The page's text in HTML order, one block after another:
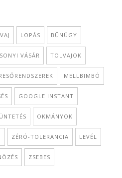
LOPÁS BŰNÜGY
VÁSÁR TOLVAJOK
MELLBIMBÓ
GOOGLE INSTANT
OKMÁNYOK
ZÉRÓ-TOLERANCIA LEVÉL
ZSEBES